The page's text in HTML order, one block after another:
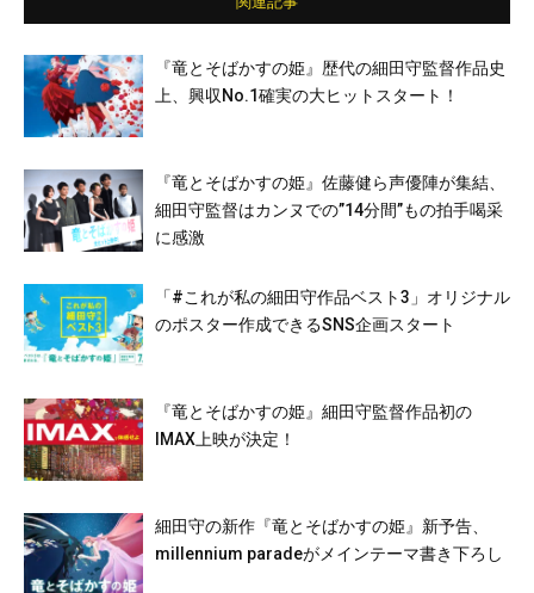
皆川陽菜乃／富司純子 ほか
『竜とそばかすの姫』歴代の細田守監督作品史
上、興収No.1確実の大ヒットスタート！
『竜とそばかすの姫』佐藤健ら声優陣が集結、
細田守監督はカンヌでの”14分間”もの拍手喝采
に感激
「#これが私の細田守作品ベスト3」オリジナル
のポスター作成できるSNS企画スタート
『竜とそばかすの姫』細田守監督作品初の
IMAX上映が決定！
細田守の新作『竜とそばかすの姫』新予告、
millennium paradeがメインテーマ書き下ろし